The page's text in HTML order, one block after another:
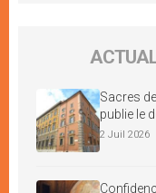
Sacres
publie le
2 Juil 2026